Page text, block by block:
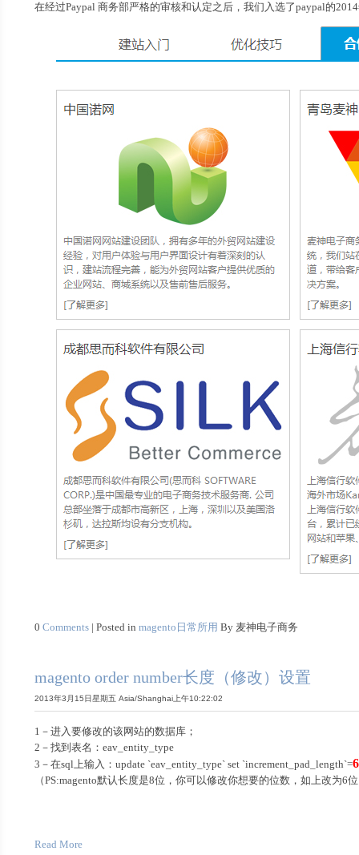
在经过Paypal 商务部严格的审核和认定之后，我们入选了paypal的
0Comments | Posted inmagento日常所用 By 麦神电子商务
magento order number长度（修改）设置
2013年3月15日星期五 Asia/Shanghai上午10:22:02
1－进入要修改的该网站的数据库；
2－找到表名：eav_entity_type
3－在sql上输入：update `eav_entity_type` set `increment_pad_length`=6
（PS:magento默认长度是8位，你可以修改你想要的位数，如上改为6
Read More